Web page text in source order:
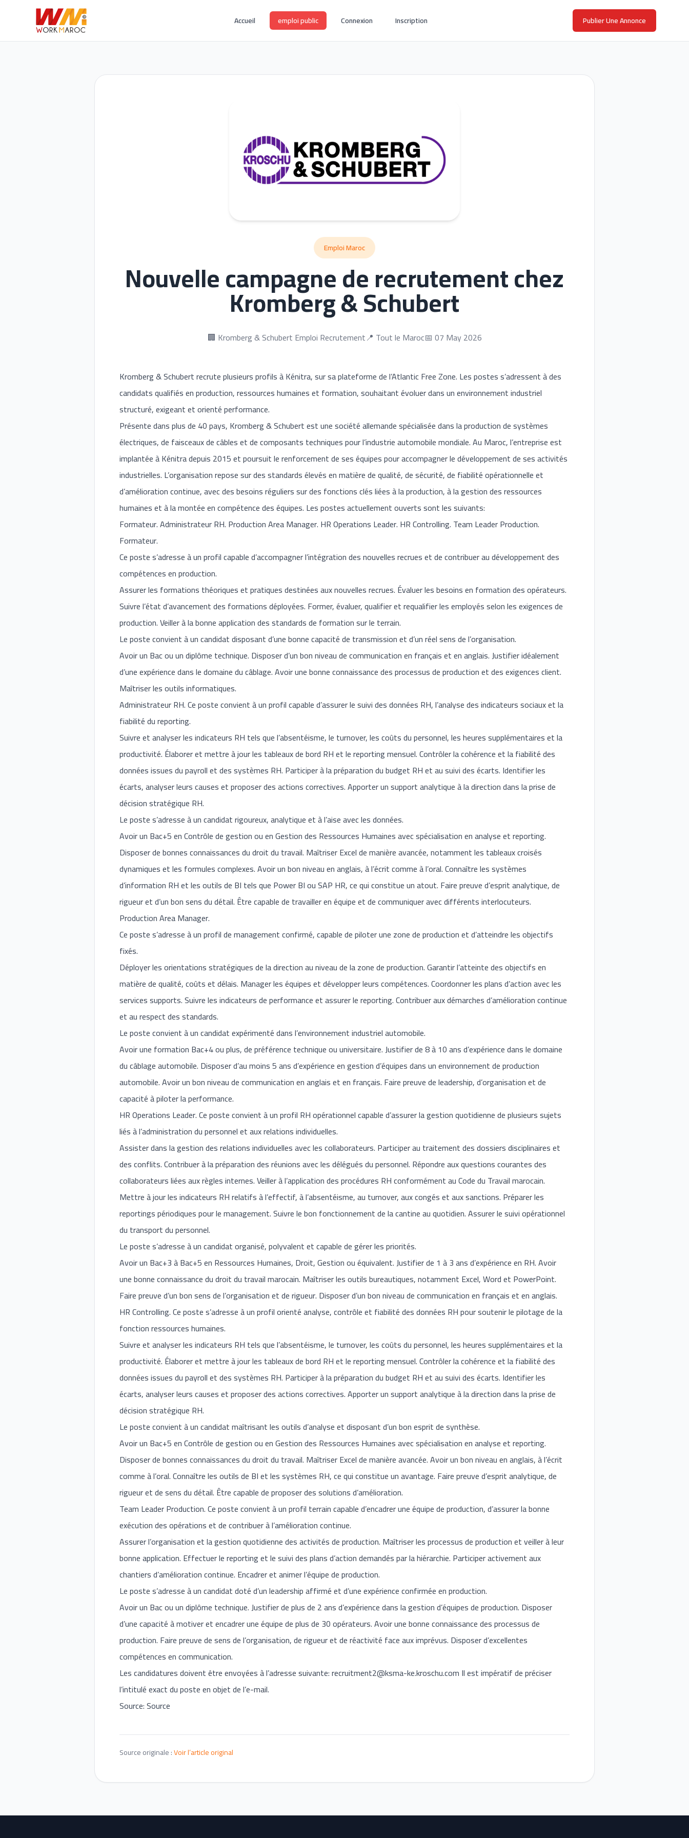
Accueil emploi public Connexion Inscription Publier Une Annonce
Emploi Maroc
Nouvelle campagne de recrutement chez
Kromberg & Schubert
🏢 Kromberg & Schubert Emploi Recrutement📍 Tout le Maroc📅 07 May 2026
Kromberg & Schubert recrute plusieurs profils à Kénitra, sur sa plateforme de l’Atlantic Free Zone. Les postes s’adressent à des
candidats qualifiés en production, ressources humaines et formation, souhaitant évoluer dans un environnement industriel
structuré, exigeant et orienté performance.
Présente dans plus de 40 pays, Kromberg & Schubert est une société allemande spécialisée dans la production de systèmes
électriques, de faisceaux de câbles et de composants techniques pour l’industrie automobile mondiale. Au Maroc, l’entreprise est
implantée à Kénitra depuis 2015 et poursuit le renforcement de ses équipes pour accompagner le développement de ses activités
industrielles. L’organisation repose sur des standards élevés en matière de qualité, de sécurité, de fiabilité opérationnelle et
d’amélioration continue, avec des besoins réguliers sur des fonctions clés liées à la production, à la gestion des ressources
humaines et à la montée en compétence des équipes. Les postes actuellement ouverts sont les suivants:
Formateur. Administrateur RH. Production Area Manager. HR Operations Leader. HR Controlling. Team Leader Production.
Formateur.
Ce poste s’adresse à un profil capable d’accompagner l’intégration des nouvelles recrues et de contribuer au développement des
compétences en production.
Assurer les formations théoriques et pratiques destinées aux nouvelles recrues. Évaluer les besoins en formation des opérateurs.
Suivre l’état d’avancement des formations déployées. Former, évaluer, qualifier et requalifier les employés selon les exigences de
production. Veiller à la bonne application des standards de formation sur le terrain.
Le poste convient à un candidat disposant d’une bonne capacité de transmission et d’un réel sens de l’organisation.
Avoir un Bac ou un diplôme technique. Disposer d’un bon niveau de communication en français et en anglais. Justifier idéalement
d’une expérience dans le domaine du câblage. Avoir une bonne connaissance des processus de production et des exigences client.
Maîtriser les outils informatiques.
Administrateur RH. Ce poste convient à un profil capable d’assurer le suivi des données RH, l’analyse des indicateurs sociaux et la
fiabilité du reporting.
Suivre et analyser les indicateurs RH tels que l’absentéisme, le turnover, les coûts du personnel, les heures supplémentaires et la
productivité. Élaborer et mettre à jour les tableaux de bord RH et le reporting mensuel. Contrôler la cohérence et la fiabilité des
données issues du payroll et des systèmes RH. Participer à la préparation du budget RH et au suivi des écarts. Identifier les
écarts, analyser leurs causes et proposer des actions correctives. Apporter un support analytique à la direction dans la prise de
décision stratégique RH.
Le poste s’adresse à un candidat rigoureux, analytique et à l’aise avec les données.
Avoir un Bac+5 en Contrôle de gestion ou en Gestion des Ressources Humaines avec spécialisation en analyse et reporting.
Disposer de bonnes connaissances du droit du travail. Maîtriser Excel de manière avancée, notamment les tableaux croisés
dynamiques et les formules complexes. Avoir un bon niveau en anglais, à l’écrit comme à l’oral. Connaître les systèmes
d’information RH et les outils de BI tels que Power BI ou SAP HR, ce qui constitue un atout. Faire preuve d’esprit analytique, de
rigueur et d’un bon sens du détail. Être capable de travailler en équipe et de communiquer avec différents interlocuteurs.
Production Area Manager.
Ce poste s’adresse à un profil de management confirmé, capable de piloter une zone de production et d’atteindre les objectifs
fixés.
Déployer les orientations stratégiques de la direction au niveau de la zone de production. Garantir l’atteinte des objectifs en
matière de qualité, coûts et délais. Manager les équipes et développer leurs compétences. Coordonner les plans d’action avec les
services supports. Suivre les indicateurs de performance et assurer le reporting. Contribuer aux démarches d’amélioration continue
et au respect des standards.
Le poste convient à un candidat expérimenté dans l’environnement industriel automobile.
Avoir une formation Bac+4 ou plus, de préférence technique ou universitaire. Justifier de 8 à 10 ans d’expérience dans le domaine
du câblage automobile. Disposer d’au moins 5 ans d’expérience en gestion d’équipes dans un environnement de production
automobile. Avoir un bon niveau de communication en anglais et en français. Faire preuve de leadership, d’organisation et de
capacité à piloter la performance.
HR Operations Leader. Ce poste convient à un profil RH opérationnel capable d’assurer la gestion quotidienne de plusieurs sujets
liés à l’administration du personnel et aux relations individuelles.
Assister dans la gestion des relations individuelles avec les collaborateurs. Participer au traitement des dossiers disciplinaires et
des conflits. Contribuer à la préparation des réunions avec les délégués du personnel. Répondre aux questions courantes des
collaborateurs liées aux règles internes. Veiller à l’application des procédures RH conformément au Code du Travail marocain.
Mettre à jour les indicateurs RH relatifs à l’effectif, à l’absentéisme, au turnover, aux congés et aux sanctions. Préparer les
reportings périodiques pour le management. Suivre le bon fonctionnement de la cantine au quotidien. Assurer le suivi opérationnel
du transport du personnel.
Le poste s’adresse à un candidat organisé, polyvalent et capable de gérer les priorités.
Avoir un Bac+3 à Bac+5 en Ressources Humaines, Droit, Gestion ou équivalent. Justifier de 1 à 3 ans d’expérience en RH. Avoir
une bonne connaissance du droit du travail marocain. Maîtriser les outils bureautiques, notamment Excel, Word et PowerPoint.
Faire preuve d’un bon sens de l’organisation et de rigueur. Disposer d’un bon niveau de communication en français et en anglais.
HR Controlling. Ce poste s’adresse à un profil orienté analyse, contrôle et fiabilité des données RH pour soutenir le pilotage de la
fonction ressources humaines.
Suivre et analyser les indicateurs RH tels que l’absentéisme, le turnover, les coûts du personnel, les heures supplémentaires et la
productivité. Élaborer et mettre à jour les tableaux de bord RH et le reporting mensuel. Contrôler la cohérence et la fiabilité des
données issues du payroll et des systèmes RH. Participer à la préparation du budget RH et au suivi des écarts. Identifier les
écarts, analyser leurs causes et proposer des actions correctives. Apporter un support analytique à la direction dans la prise de
décision stratégique RH.
Le poste convient à un candidat maîtrisant les outils d’analyse et disposant d’un bon esprit de synthèse.
Avoir un Bac+5 en Contrôle de gestion ou en Gestion des Ressources Humaines avec spécialisation en analyse et reporting.
Disposer de bonnes connaissances du droit du travail. Maîtriser Excel de manière avancée. Avoir un bon niveau en anglais, à l’écrit
comme à l’oral. Connaître les outils de BI et les systèmes RH, ce qui constitue un avantage. Faire preuve d’esprit analytique, de
rigueur et de sens du détail. Être capable de proposer des solutions d’amélioration.
Team Leader Production. Ce poste convient à un profil terrain capable d’encadrer une équipe de production, d’assurer la bonne
exécution des opérations et de contribuer à l’amélioration continue.
Assurer l’organisation et la gestion quotidienne des activités de production. Maîtriser les processus de production et veiller à leur
bonne application. Effectuer le reporting et le suivi des plans d’action demandés par la hiérarchie. Participer activement aux
chantiers d’amélioration continue. Encadrer et animer l’équipe de production.
Le poste s’adresse à un candidat doté d’un leadership affirmé et d’une expérience confirmée en production.
Avoir un Bac ou un diplôme technique. Justifier de plus de 2 ans d’expérience dans la gestion d’équipes de production. Disposer
d’une capacité à motiver et encadrer une équipe de plus de 30 opérateurs. Avoir une bonne connaissance des processus de
production. Faire preuve de sens de l’organisation, de rigueur et de réactivité face aux imprévus. Disposer d’excellentes
compétences en communication.
Les candidatures doivent être envoyées à l’adresse suivante:recruitment2@ksma-ke.kroschu.com Il est impératif de préciser
l’intitulé exact du poste en objet de l’e-mail.
Source: Source
Source originale :Voir l’article original